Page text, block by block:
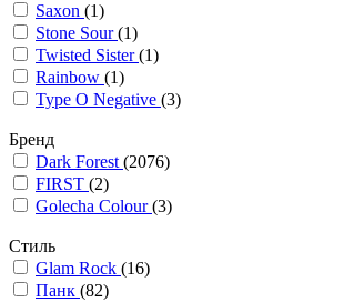
Saxon (1)
Stone Sour(1)
Twisted Sister(1)
Rainbow (1)
Type O Negative (3)
Бренд
Dark Forest(2076)
FIRST (2)
Golecha Colour(3)
Стиль
Glam Rock (16)
Панк (82)